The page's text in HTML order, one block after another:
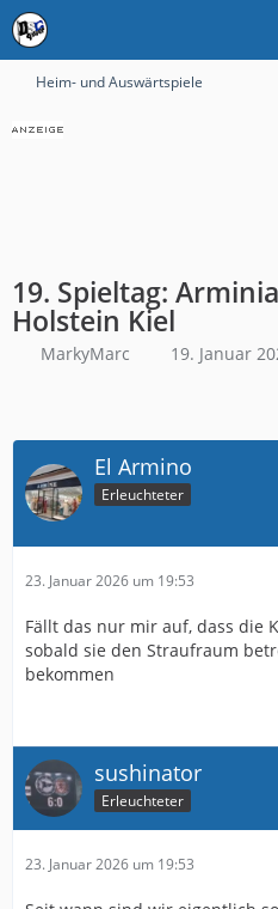
Heim- und Auswärtspiele
19. Spieltag:
Holstein Kiel
MarkyMarc 19. Januar
El Armino
Erleuchteter
23. Januar 2026 um 19:53
Fällt das nur mir auf, dass die
sobald sie den Straufraum
bekommen
sushinator
Erleuchteter
23. Januar 2026 um 19:53